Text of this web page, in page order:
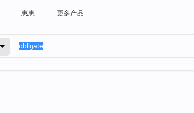
惠惠 更多产品